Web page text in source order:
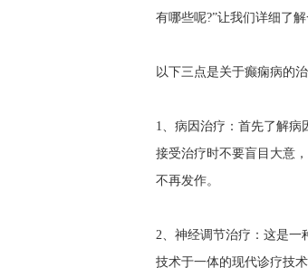
有哪些呢?”让我们详细了
以下三点是关于癫痫病的治
1、病因治疗：首先了解病
接受治疗时不要盲目大意
不再发作。
2、神经调节治疗：这是一
技术于一体的现代诊疗技